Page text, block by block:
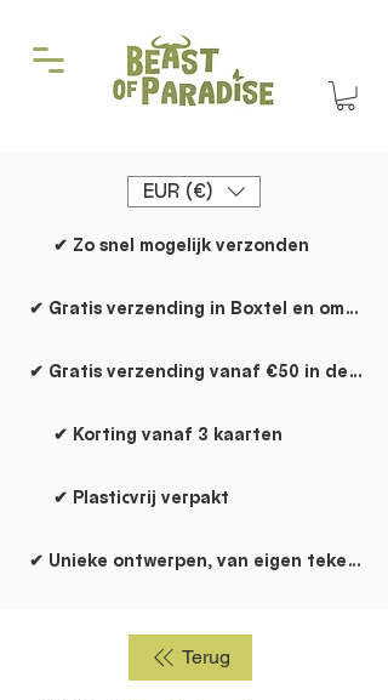
EUR (€)
✔ Zo snel mogelijk verzonden
✔ Gratis verzending in Boxtel en omgeving
✔ Gratis verzending vanaf €50 in de rest van NL
✔ Korting vanaf 3 kaarten
✔ Plasticvrij verpakt
✔ Unieke ontwerpen, van eigen
Terug